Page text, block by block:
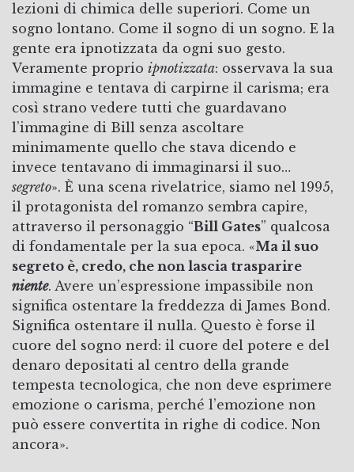
lezioni di chimica delle superiori. Come un
sogno lontano. Come il sogno di un sogno. E la
gente era ipnotizzata da ogni suo gesto.
Veramente proprio ipnotizzata: osservava la sua
immagine e tentava di carpirne il carisma; era
così strano vedere tutti che guardavano
l’immagine di Bill senza ascoltare
minimamente quello che stava dicendo e
invece tentavano di immaginarsi il suo…
segreto». È una scena rivelatrice, siamo nel 1995,
il protagonista del romanzo sembra capire,
attraverso il personaggio “Bill Gates” qualcosa
di fondamentale per la sua epoca. «Ma il suo
segreto è, credo, che non lascia trasparire
niente. Avere un’espressione impassibile non
significa ostentare la freddezza di James Bond.
Significa ostentare il nulla. Questo è forse il
cuore del sogno nerd: il cuore del potere e del
denaro depositati al centro della grande
tempesta tecnologica, che non deve esprimere
emozione o carisma, perché l’emozione non
può essere convertita in righe di codice. Non
ancora».